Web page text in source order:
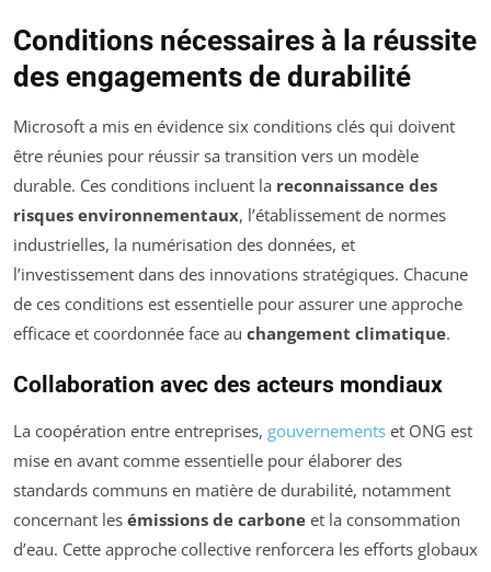
Conditions nécessaires à la réussite
des engagements de durabilité
Microsoft a mis en évidence six conditions clés qui doivent
être réunies pour réussir sa transition vers un modèle
durable. Ces conditions incluent la reconnaissance des
risques environnementaux, l’établissement de normes
industrielles, la numérisation des données, et
l’investissement dans des innovations stratégiques. Chacune
de ces conditions est essentielle pour assurer une approche
efficace et coordonnée face au changement climatique.
Collaboration avec des acteurs mondiaux
La coopération entre entreprises, gouvernements et ONG est
mise en avant comme essentielle pour élaborer des
standards communs en matière de durabilité, notamment
concernant les émissions de carbone et la consommation
d’eau. Cette approche collective renforcera les efforts globaux